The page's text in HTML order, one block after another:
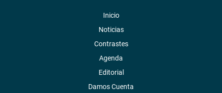
Inicio
Noticias
Contrastes
Agenda
Editorial
Damos Cuenta